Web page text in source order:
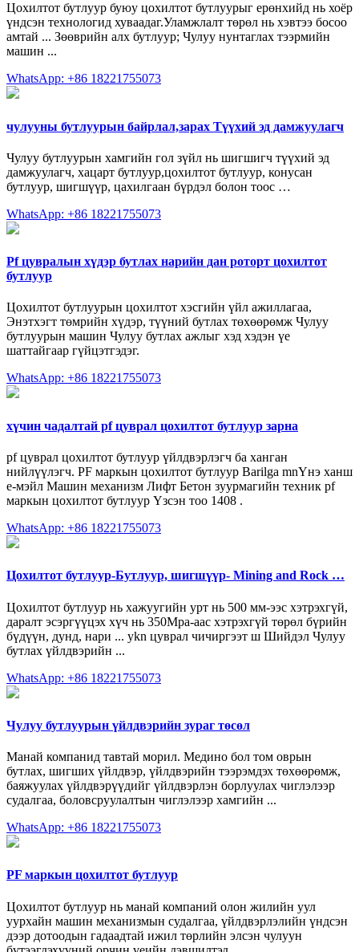
Цохилтот бутлуур буюу цохилтот бутлуурыг ерөнхийд нь хоёр
үндсэн технологид хуваадаг.Уламжлалт төрөл нь хэвтээ босоо
амтай ... Зөөврийн алх бутлуур; Чулуу нунтаглах тээрмийн
машин ...
WhatsApp: +86 18221755073
чулууны бутлуурын байрлал,зарах Түүхий эд дамжуулагч
Чулуу бутлуурын хамгийн гол зүйл нь шигшигч түүхий эд
дамжуулагч, хацарт бутлуур,цохилтот бутлуур, конусан
бутлуур, шигшүүр, цахилгаан бүрдэл болон тоос …
WhatsApp: +86 18221755073
Pf цувралын хүдэр бутлах нарийн дан роторт цохилтот
бутлуур
Цохилтот бутлуурын цохилтот хэсгийн үйл ажиллагаа,
Энэтхэгт төмрийн хүдэр, түүний бутлах төхөөрөмж Чулуу
бутлуурын машин Чулуу бутлах ажлыг хэд хэдэн үе
шаттайгаар гүйцэтгэдэг.
WhatsApp: +86 18221755073
хүчин чадалтай pf цуврал цохилтот бутлуур зарна
pf цуврал цохилтот бутлуур үйлдвэрлэгч ба ханган
нийлүүлэгч. PF маркын цохилтот бутлуур Barilga mnҮнэ ханш
e-мэйл Машин механизм Лифт Бетон зуурмагийн техник pf
маркын цохилтот бутлуур Үзсэн тоо 1408 .
WhatsApp: +86 18221755073
Цохилтот бутлуур-Бутлуур, шигшүүр- Mining and Rock …
Цохилтот бутлуур нь хажуугийн урт нь 500 мм-ээс хэтрэхгүй,
даралт эсэргүүцэх хүч нь 350Мра-аас хэтрэхгүй төрөл бүрийн
бүдүүн, дунд, нари ... ykn цуврал чичиргээт ш Шийдэл Чулуу
бутлах үйлдвэрийн ...
WhatsApp: +86 18221755073
Чулуу бутлуурын үйлдвэрийн зураг төсөл
Манай компанид тавтай морил. Медино бол том оврын
бутлах, шигших үйлдвэр, үйлдвэрийн тээрэмдэх төхөөрөмж,
баяжуулах үйлдвэрүүдийг үйлдвэрлэн борлуулах чиглэлээр
судалгаа, боловсруулалтын чиглэлээр хамгийн ...
WhatsApp: +86 18221755073
PF маркын цохилтот бутлуур
Цохилтот бутлуур нь манай компаний олон жилийн уул
уурхайн машин механизмын судалгаа, үйлдвэрлэлийн үндсэн
дээр дотоодын гадаадтай ижил төрлийн элсэн чулуун